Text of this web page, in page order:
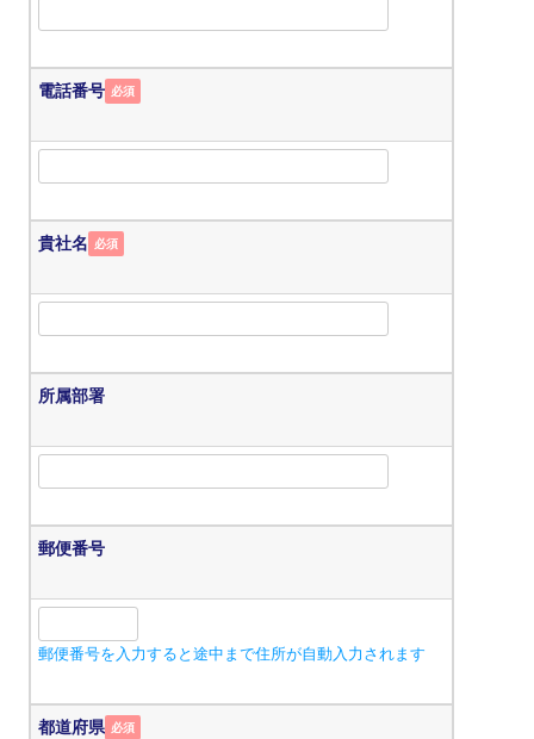
電話番号 必須
貴社名 必須
所属部署
郵便番号
郵便番号を入力すると途中まで住所が自動入力されます
都道府県 必須